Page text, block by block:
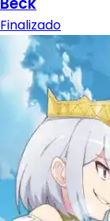
Finalizado